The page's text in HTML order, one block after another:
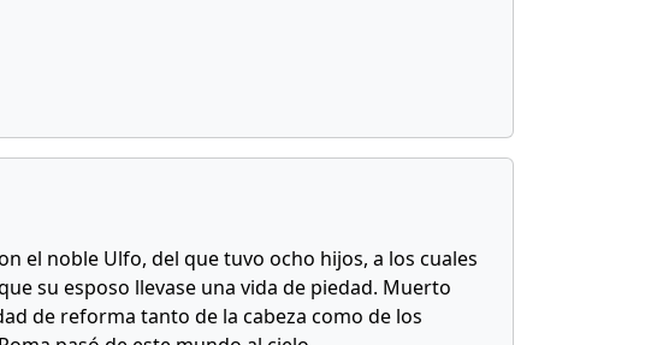
el noble Ulfo, del que tuvo ocho hijos, a los cuales
su esposo llevase una vida de piedad. Muerto
de reforma tanto de la cabeza como de los